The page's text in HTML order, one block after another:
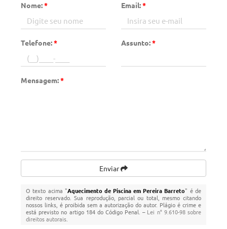
Nome:* Email:*
Telefone:* Assunto:*
Mensagem:*
Enviar
O texto acima "Aquecimento de Piscina em Pereira Barreto" é de
direito reservado. Sua reprodução, parcial ou total, mesmo citando
nossos links, é proibida sem a autorização do autor. Plágio é crime e
está previsto no artigo 184 do Código Penal. – Lei n° 9.610-98 sobre
direitos autorais